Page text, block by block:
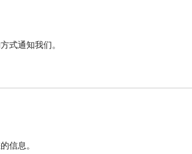
式通知我们。
信息。